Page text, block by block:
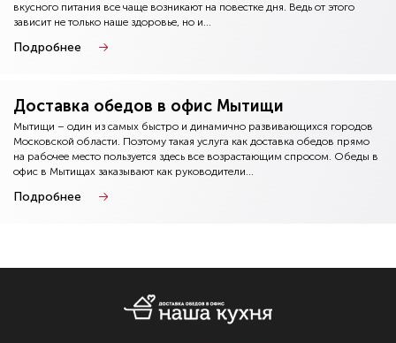
вкусного питания все чаще возникают на повестке дня. Ведь от этого
зависит не только наше здоровье, но и...
Подробнее
Доставка обедов в офис Мытищи
Мытищи – один из самых быстро и динамично развивающихся городов
Московской области. Поэтому такая услуга как доставка обедов прямо
на рабочее место пользуется здесь все возрастающим спросом. Обеды в
офис в Мытищах заказывают как руководители...
Подробнее